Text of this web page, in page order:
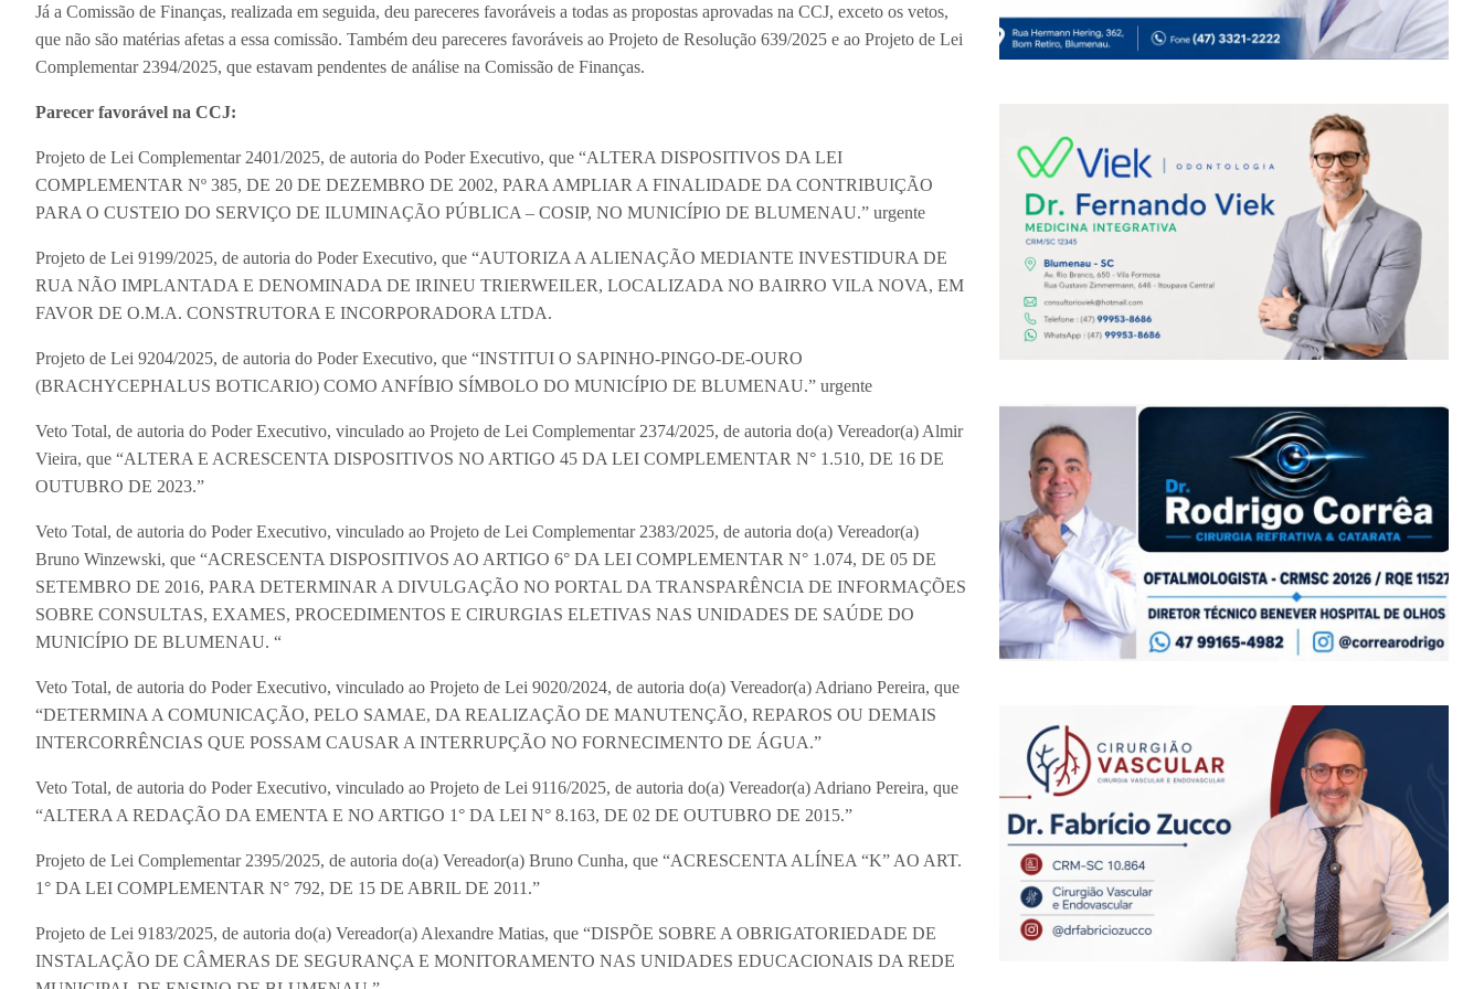
Já a Comissão de Finanças, realizada em seguida, deu pareceres favoráveis a todas as propostas aprovadas na CCJ, exceto os vetos,
que não são matérias afetas a essa comissão. Também deu pareceres favoráveis ao Projeto de Resolução 639/2025 e ao Projeto de Lei
Complementar 2394/2025, que estavam pendentes de análise na Comissão de Finanças.
Parecer favorável na CCJ:
Projeto de Lei Complementar 2401/2025, de autoria do Poder Executivo, que “ALTERA DISPOSITIVOS DA LEI
COMPLEMENTAR Nº 385, DE 20 DE DEZEMBRO DE 2002, PARA AMPLIAR A FINALIDADE DA CONTRIBUIÇÃO
PARA O CUSTEIO DO SERVIÇO DE ILUMINAÇÃO PÚBLICA – COSIP, NO MUNICÍPIO DE BLUMENAU.” urgente
Projeto de Lei 9199/2025, de autoria do Poder Executivo, que “AUTORIZA A ALIENAÇÃO MEDIANTE INVESTIDURA DE
RUA NÃO IMPLANTADA E DENOMINADA DE IRINEU TRIERWEILER, LOCALIZADA NO BAIRRO VILA NOVA, EM
FAVOR DE O.M.A. CONSTRUTORA E INCORPORADORA LTDA.
Projeto de Lei 9204/2025, de autoria do Poder Executivo, que “INSTITUI O SAPINHO-PINGO-DE-OURO
(BRACHYCEPHALUS BOTICARIO) COMO ANFÍBIO SÍMBOLO DO MUNICÍPIO DE BLUMENAU.” urgente
Veto Total, de autoria do Poder Executivo, vinculado ao Projeto de Lei Complementar 2374/2025, de autoria do(a) Vereador(a) Almir
Vieira, que “ALTERA E ACRESCENTA DISPOSITIVOS NO ARTIGO 45 DA LEI COMPLEMENTAR N° 1.510, DE 16 DE
OUTUBRO DE 2023.”
Veto Total, de autoria do Poder Executivo, vinculado ao Projeto de Lei Complementar 2383/2025, de autoria do(a) Vereador(a)
Bruno Winzewski, que “ACRESCENTA DISPOSITIVOS AO ARTIGO 6° DA LEI COMPLEMENTAR N° 1.074, DE 05 DE
SETEMBRO DE 2016, PARA DETERMINAR A DIVULGAÇÃO NO PORTAL DA TRANSPARÊNCIA DE INFORMAÇÕES
SOBRE CONSULTAS, EXAMES, PROCEDIMENTOS E CIRURGIAS ELETIVAS NAS UNIDADES DE SAÚDE DO
MUNICÍPIO DE BLUMENAU. “
Veto Total, de autoria do Poder Executivo, vinculado ao Projeto de Lei 9020/2024, de autoria do(a) Vereador(a) Adriano Pereira, que
“DETERMINA A COMUNICAÇÃO, PELO SAMAE, DA REALIZAÇÃO DE MANUTENÇÃO, REPAROS OU DEMAIS
INTERCORRÊNCIAS QUE POSSAM CAUSAR A INTERRUPÇÃO NO FORNECIMENTO DE ÁGUA.”
Veto Total, de autoria do Poder Executivo, vinculado ao Projeto de Lei 9116/2025, de autoria do(a) Vereador(a) Adriano Pereira, que
“ALTERA A REDAÇÃO DA EMENTA E NO ARTIGO 1° DA LEI N° 8.163, DE 02 DE OUTUBRO DE 2015.”
Projeto de Lei Complementar 2395/2025, de autoria do(a) Vereador(a) Bruno Cunha, que “ACRESCENTA ALÍNEA “K” AO ART.
1° DA LEI COMPLEMENTAR N° 792, DE 15 DE ABRIL DE 2011.”
Projeto de Lei 9183/2025, de autoria do(a) Vereador(a) Alexandre Matias, que “DISPÕE SOBRE A OBRIGATORIEDADE DE
INSTALAÇÃO DE CÂMERAS DE SEGURANÇA E MONITORAMENTO NAS UNIDADES EDUCACIONAIS DA REDE